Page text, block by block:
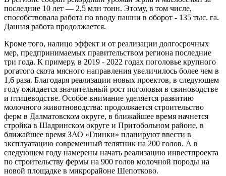
последние 10 лет — 2,5 млн тонн. Этому, в том числе,
способствовала работа по вводу пашни в оборот - 135 тыс. га.
Данная работа продолжается.
Кроме того, налицо эффект и от реализации долгосрочных
мер, предпринимаемых правительством региона последние
три года. К примеру, в 2019 - 2022 годах поголовье крупного
рогатого скота мясного направления увеличилось более чем в
1,6 раза. Благодаря реализации новых проектов, в следующем
году ожидается значительный рост поголовья в свиноводстве
и птицеводстве. Особое внимание уделяется развитию
молочного животноводства: продолжается строительство
ферм в Далматовском округе, в ближайшее время начнется
стройка в Шадринском округе и Притобольном районе, в
ближайшее время ЗАО «Глинки» планируют ввести в
эксплуатацию современный телятник на 200 голов. А в
следующем году намерены начать реализацию инвестпроекта
по строительству фермы на 900 голов молочной породы на
новой площадке в микрорайоне Шепотково.